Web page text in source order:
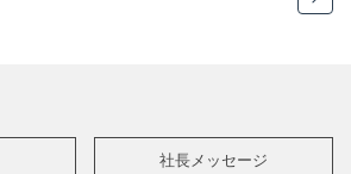
社長メッセージ